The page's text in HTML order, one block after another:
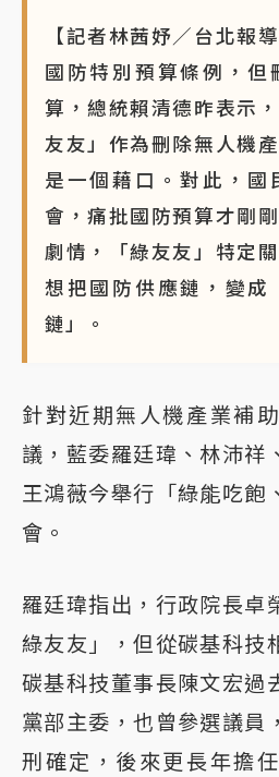
【記者林茜妤／台北報
國防特別預算條例，但
算，總統賴清德昨表示
友友」作為刪除無人機
是一個藉口。對此，國
會，痛批國防預算才剛
劇情，「綠友友」特定
想把國防供應鏈，變成
鏈」。
針對近期無人機產業補
議，藍委羅廷瑋、林沛祥
王鴻薇今舉行「綠能吃飽
會。
羅廷瑋指出，行政院長卓
綠友友」，但從碳基科技
碳基科技董事長陳文宏過
黨部主委，也曾參選議員
刑確定，後來更長年擔